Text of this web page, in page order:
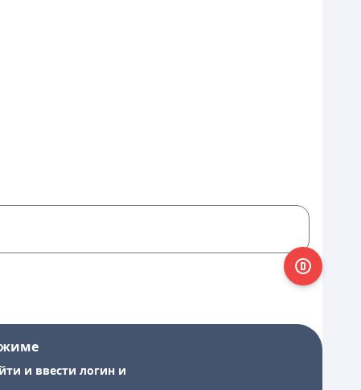
и ввести логин и